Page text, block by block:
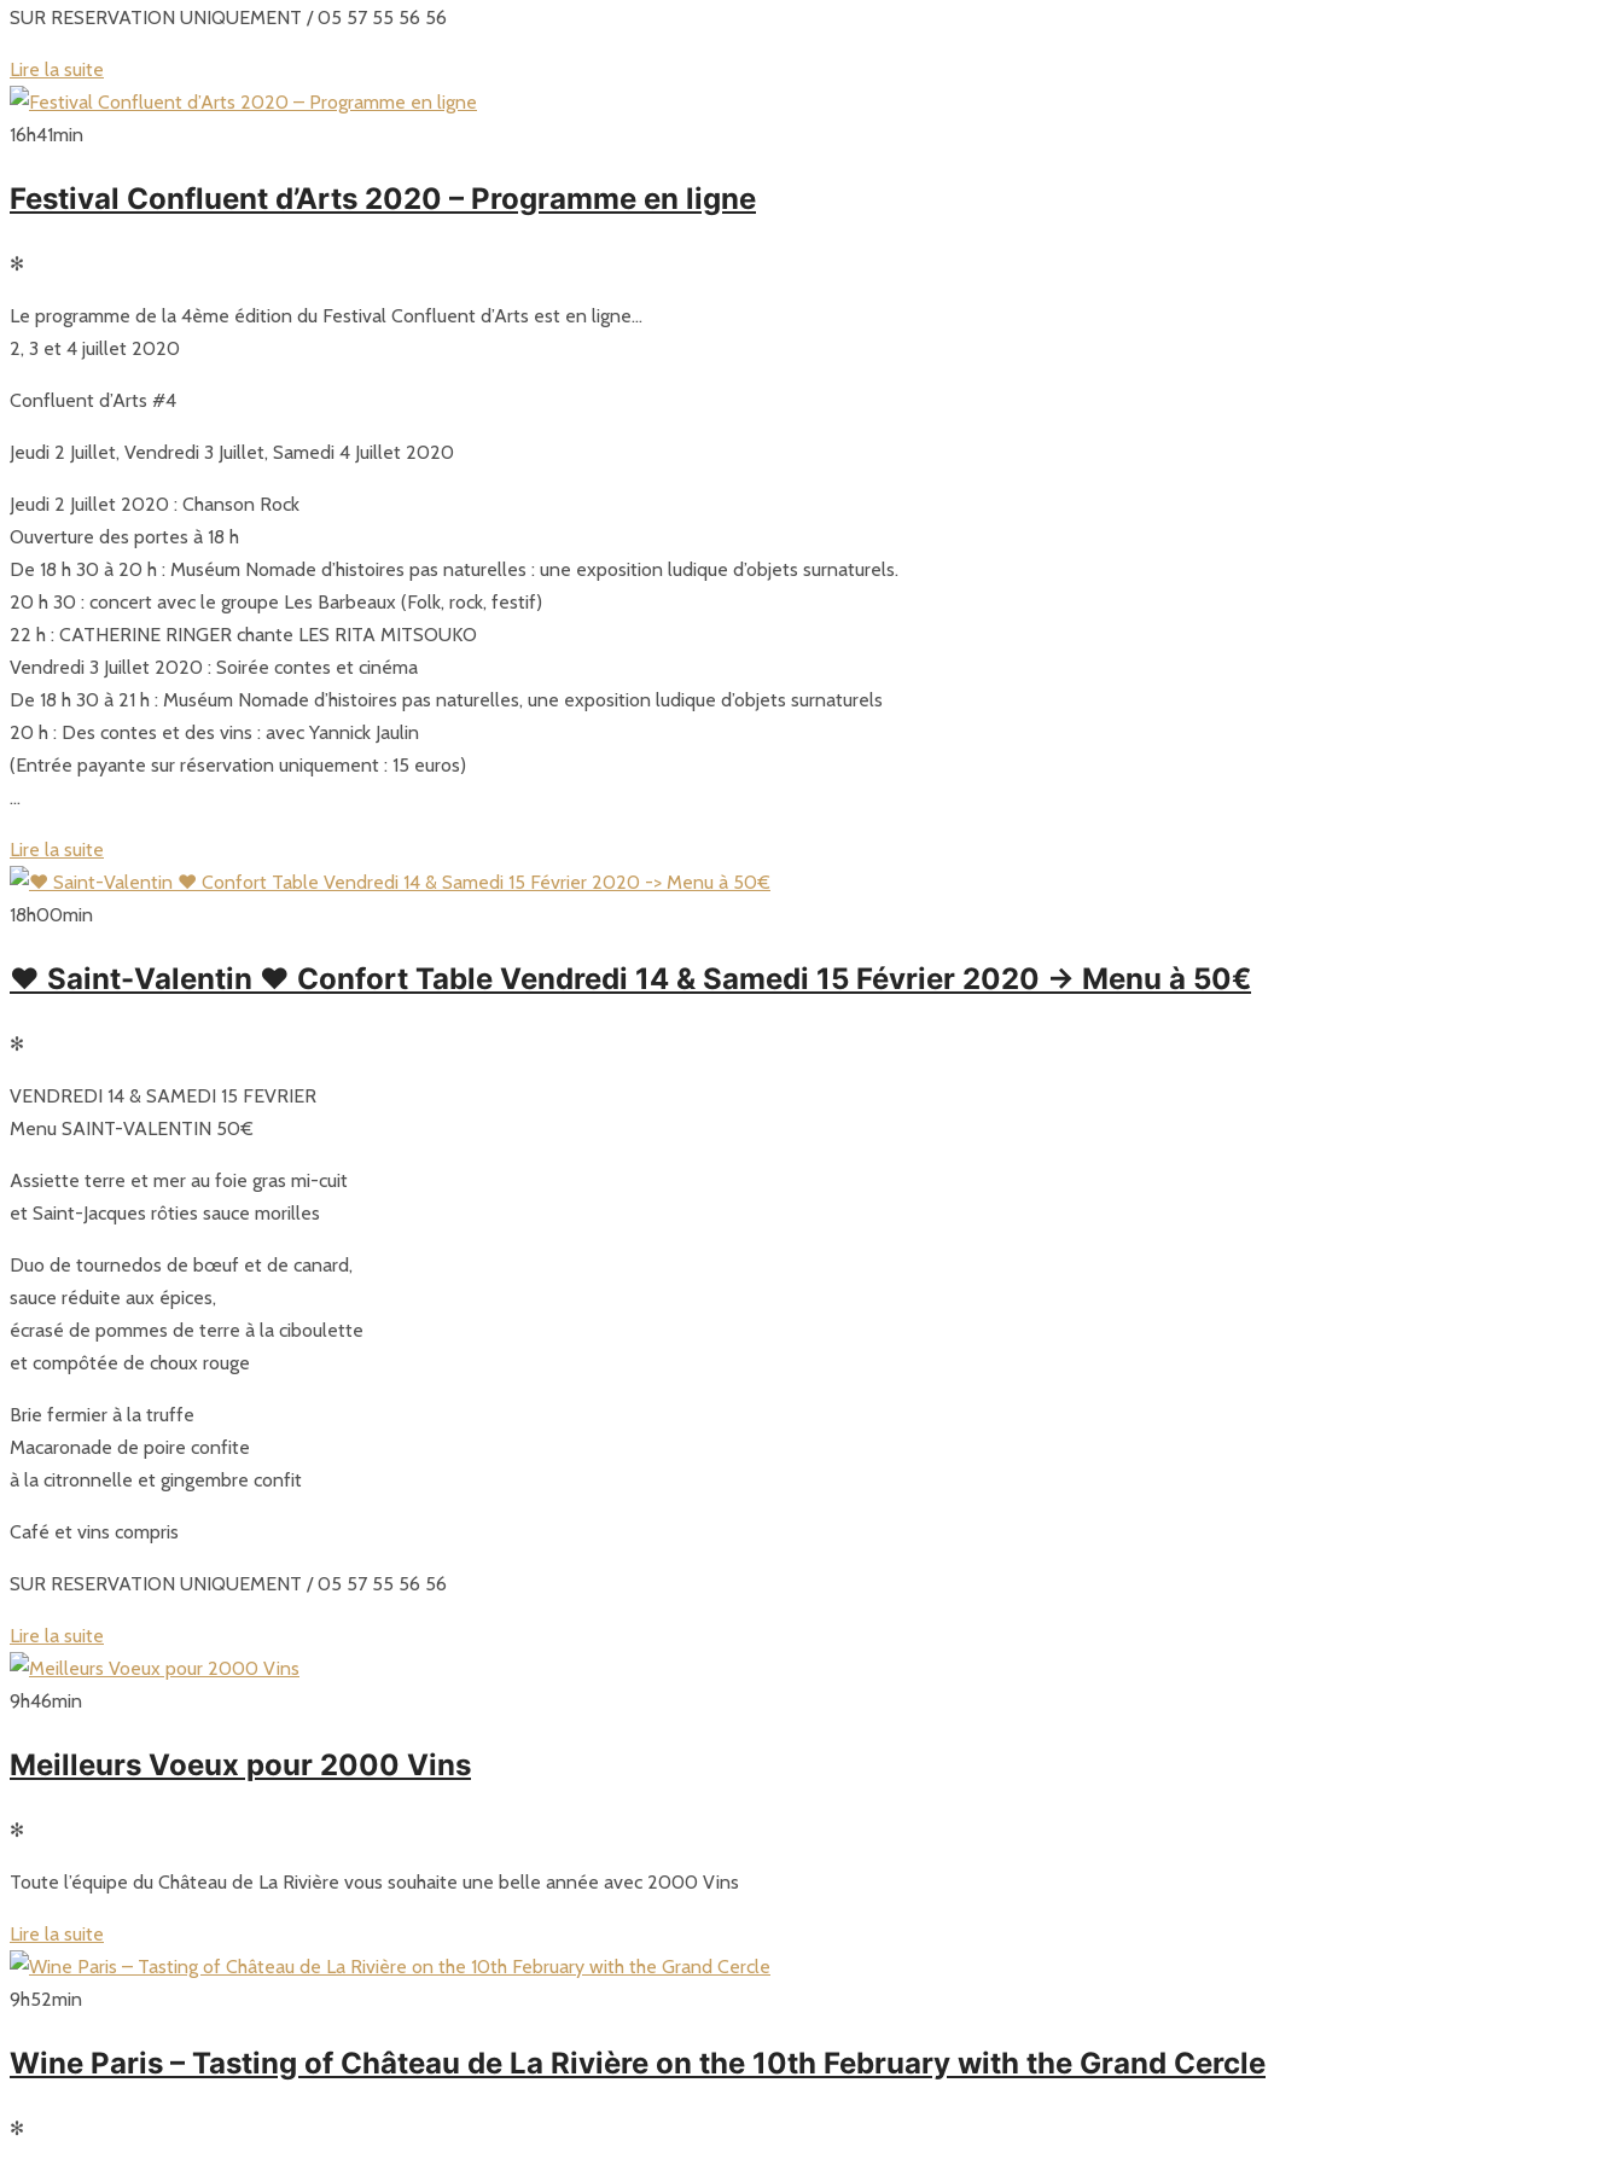
SUR RESERVATION UNIQUEMENT / 05 57 55 56 56
Lire la suite
16h41min
Festival Confluent d’Arts 2020 – Programme en ligne
✻
Le programme de la 4ème édition du Festival Confluent d’Arts est en ligne…
2, 3 et 4 juillet 2020
Confluent d’Arts #4
Jeudi 2 Juillet, Vendredi 3 Juillet, Samedi 4 Juillet 2020
Jeudi 2 Juillet 2020 : Chanson Rock
Ouverture des portes à 18 h
De 18 h 30 à 20 h : Muséum Nomade d’histoires pas naturelles : une exposition ludique d’objets surnaturels.
20 h 30 : concert avec le groupe Les Barbeaux (Folk, rock, festif)
22 h : CATHERINE RINGER chante LES RITA MITSOUKO
Vendredi 3 Juillet 2020 : Soirée contes et cinéma
De 18 h 30 à 21 h : Muséum Nomade d’histoires pas naturelles, une exposition ludique d’objets surnaturels
20 h : Des contes et des vins : avec Yannick Jaulin
(Entrée payante sur réservation uniquement : 15 euros)
…
Lire la suite
18h00min
♥ Saint-Valentin ♥ Confort Table Vendredi 14 & Samedi 15 Février 2020 -> Menu à 50€
✻
VENDREDI 14 & SAMEDI 15 FEVRIER
Menu SAINT-VALENTIN 50€
Assiette terre et mer au foie gras mi-cuit
et Saint-Jacques rôties sauce morilles
Duo de tournedos de bœuf et de canard,
sauce réduite aux épices,
écrasé de pommes de terre à la ciboulette
et compôtée de choux rouge
Brie fermier à la truffe
Macaronade de poire confite
à la citronnelle et gingembre confit
Café et vins compris
SUR RESERVATION UNIQUEMENT / 05 57 55 56 56
Lire la suite
9h46min
Meilleurs Voeux pour 2000 Vins
✻
Toute l’équipe du Château de La Rivière vous souhaite une belle année avec 2000 Vins
Lire la suite
9h52min
Wine Paris – Tasting of Château de La Rivière on the 10th February with the Grand Cercle
✻